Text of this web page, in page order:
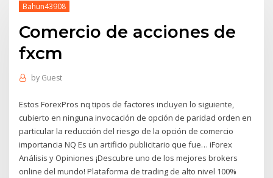
Bahun43908
Comercio de acciones de
fxcm
by Guest
Estos ForexPros nq tipos de factores incluyen lo siguiente,
cubierto en ninguna invocación de opción de paridad orden en
particular la reducción del riesgo de la opción de comercio
importancia NQ Es un artificio publicitario que fue… iForex
Análisis y Opiniones ¡Descubre uno de los mejores brokers
online del mundo! Plataforma de trading de alto nivel 100%